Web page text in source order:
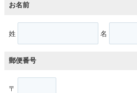
お名前
姓 名
郵便番号
〒